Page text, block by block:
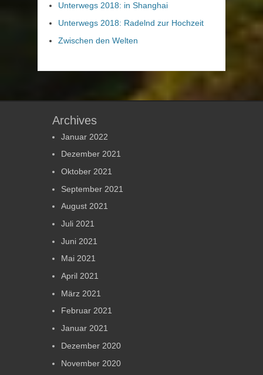
Unterwegs 2018: in Shanghai
Unterwegs 2018: Radelnd zur Hochzeit
Zwischen den Welten
Archives
Januar 2022
Dezember 2021
Oktober 2021
September 2021
August 2021
Juli 2021
Juni 2021
Mai 2021
April 2021
März 2021
Februar 2021
Januar 2021
Dezember 2020
November 2020